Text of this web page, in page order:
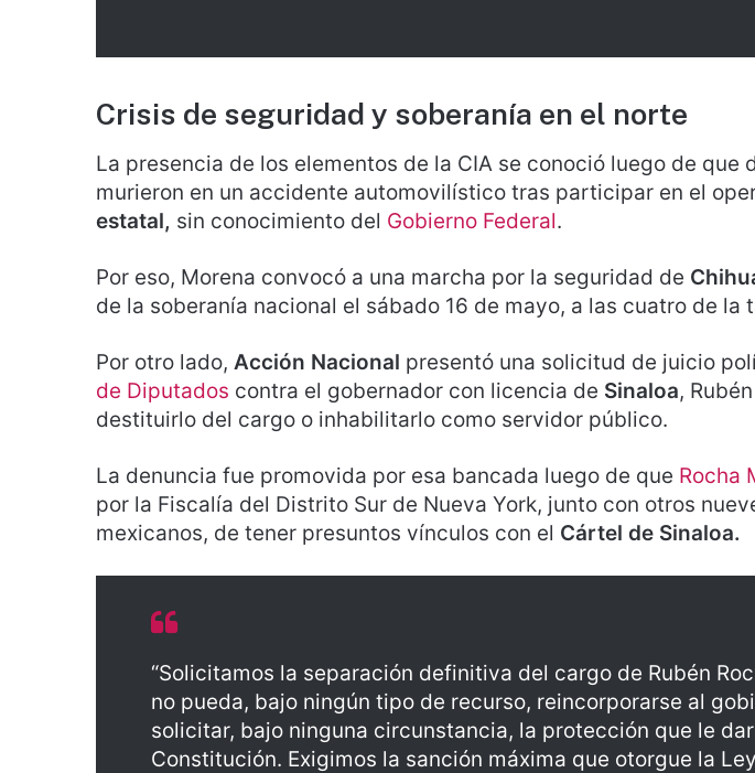
Crisis de seguridad y soberanía en el norte
La presencia de los elementos de la CIA se conoció luego de que
murieron en un accidente automovilístico tras participar en el
estatal, sin conocimiento del Gobierno Federal.
Por eso, Morena convocó a una marcha por la seguridad de
de la soberanía nacional el sábado 16 de mayo, a las cuatro de la
Por otro lado, Acción Nacional presentó una solicitud de juicio
de Diputados contra el gobernador con licencia de Sinaloa,
destituirlo del cargo o inhabilitarlo como servidor público.
La denuncia fue promovida por esa bancada luego de que Rocha
por la Fiscalía del Distrito Sur de Nueva York, junto con otros
mexicanos, de tener presuntos vínculos con el Cártel de Sinaloa.
“Solicitamos la separación definitiva del cargo de Rubén
no pueda, bajo ningún tipo de recurso, reincorporarse al
solicitar, bajo ninguna circunstancia, la protección que le
Constitución. Exigimos la sanción máxima que otorgue la